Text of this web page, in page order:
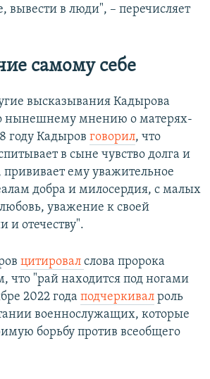
вывести в люди", – перечисляет
самому себе
высказывания Кадырова
нынешнему мнению о матерях-
году Кадыров говорил, что
в сыне чувство долга и
прививает ему уважительное
добра и милосердия, с малых
уважение к своей
и отечеству".
цитировал слова пророка
что "рай находится под ногами
2022 года подчеркивал роль
военнослужащих, которые
борьбу против всеобщего